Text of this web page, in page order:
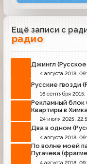
Ещё записи с
радио
Джингл
4 августа 2018,
Русские гвозди
16 сентября 2015,
Рекламный блок
Квартиры в
24 июля 2025,
Два в одном
4 августа 2018,
По волне моей
Пугачева
4 августа 2018,